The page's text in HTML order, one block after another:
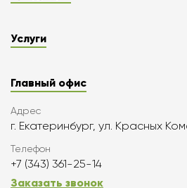
Услуги
Главный офис
Адрес
г. Екатеринбург, ул. Красных
Телефон
+7 (343) 361-25-14
Заказать звонок